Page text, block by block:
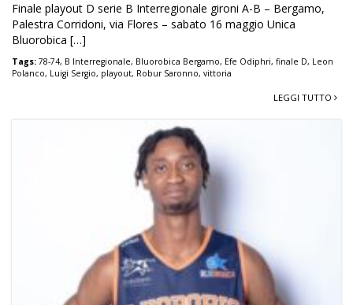
Finale playout D serie B Interregionale gironi A-B – Bergamo,
Palestra Corridoni, via Flores – sabato 16 maggio Unica
Bluorobica […]
Tags: 78-74, B Interregionale, Bluorobica Bergamo, Efe Odiphri, finale D, Leon
Polanco, Luigi Sergio, playout, Robur Saronno, vittoria
LEGGI TUTTO